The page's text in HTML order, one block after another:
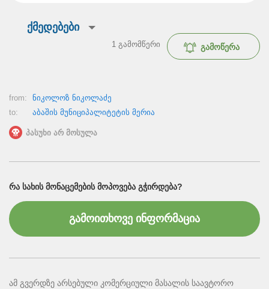
ქმედებები
გამოწერა
1 გამომწერი
from:
ნიკოლოზ ნიკოლაძე
to:
აბაშის მუნიციპალიტეტის მერია
პასუხი არ მოსულა
ᲠᲐ ᲡᲐᲮᲘᲡ ᲛᲝᲜᲐᲪᲔᲛᲔᲑᲘᲡ ᲛᲝᲞᲝᲕᲔᲑᲐ ᲒᲭᲘᲠᲓᲔᲑᲐ?
გამოითხოვე ინფორმაცია
ამ გვერდზე არსებული კომერციული მასალის საავტორო